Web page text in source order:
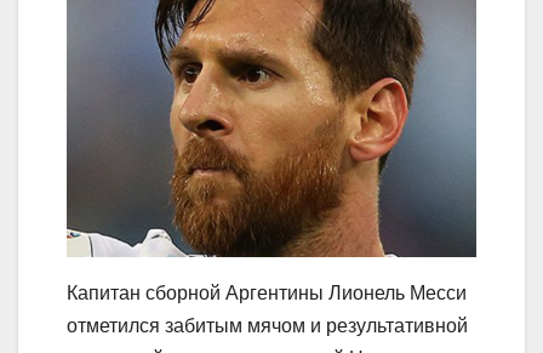
Капитан сборной Аргентины Лионель Месси
отметился забитым мячом и результативной